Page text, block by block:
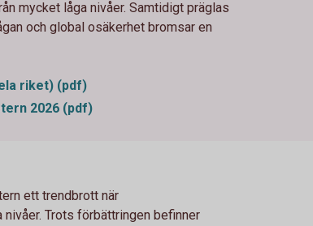
mycket låga nivåer. Samtidigt präglas
och global osäkerhet bromsar en
riket) (pdf)
2026 (pdf)
ett trendbrott när
Trots förbättringen befinner